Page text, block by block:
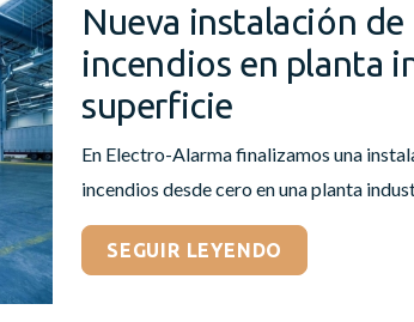
Nueva instalación
incendios en planta
superficie
En Electro-Alarma finalizamos una
incendios desde cero en una planta
SEGUIR LEYENDO